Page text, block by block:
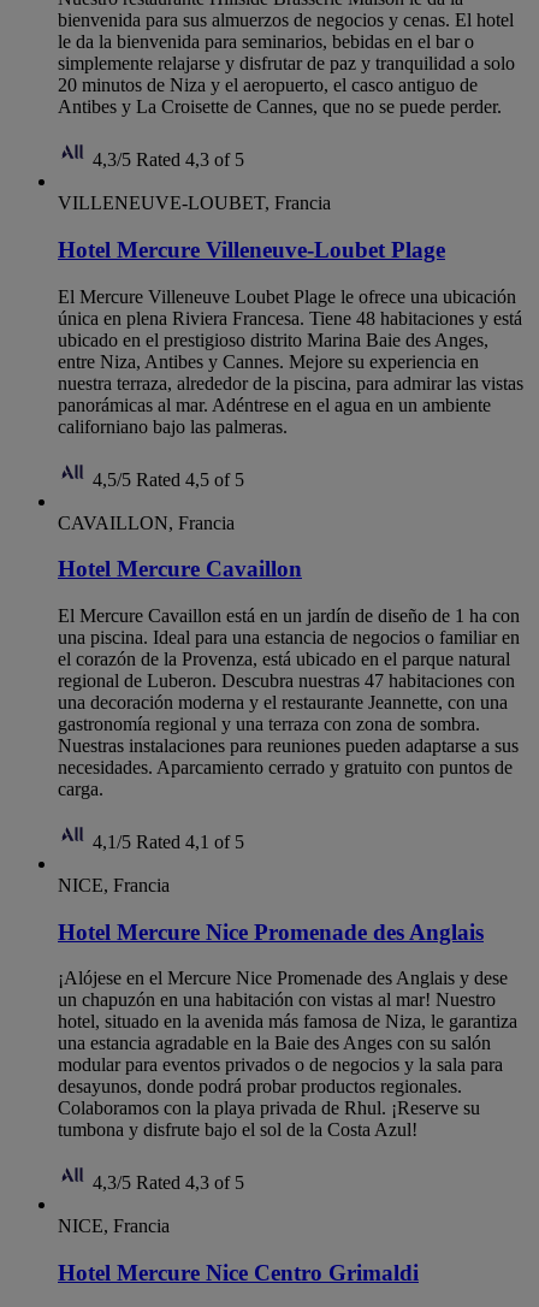
bienvenida para sus almuerzos de negocios y cenas. El hotel
le da la bienvenida para seminarios, bebidas en el bar o
simplemente relajarse y disfrutar de paz y tranquilidad a solo
20 minutos de Niza y el aeropuerto, el casco antiguo de
Antibes y La Croisette de Cannes, que no se puede perder.
4,3/5 Rated 4,3 of 5
VILLENEUVE-LOUBET, Francia
Hotel Mercure Villeneuve-Loubet Plage
El Mercure Villeneuve Loubet Plage le ofrece una ubicación
única en plena Riviera Francesa. Tiene 48 habitaciones y está
ubicado en el prestigioso distrito Marina Baie des Anges,
entre Niza, Antibes y Cannes. Mejore su experiencia en
nuestra terraza, alrededor de la piscina, para admirar las vistas
panorámicas al mar. Adéntrese en el agua en un ambiente
californiano bajo las palmeras.
4,5/5 Rated 4,5 of 5
CAVAILLON, Francia
Hotel Mercure Cavaillon
El Mercure Cavaillon está en un jardín de diseño de 1 ha con
una piscina. Ideal para una estancia de negocios o familiar en
el corazón de la Provenza, está ubicado en el parque natural
regional de Luberon. Descubra nuestras 47 habitaciones con
una decoración moderna y el restaurante Jeannette, con una
gastronomía regional y una terraza con zona de sombra.
Nuestras instalaciones para reuniones pueden adaptarse a sus
necesidades. Aparcamiento cerrado y gratuito con puntos de
carga.
4,1/5 Rated 4,1 of 5
NICE, Francia
Hotel Mercure Nice Promenade des Anglais
¡Alójese en el Mercure Nice Promenade des Anglais y dese
un chapuzón en una habitación con vistas al mar! Nuestro
hotel, situado en la avenida más famosa de Niza, le garantiza
una estancia agradable en la Baie des Anges con su salón
modular para eventos privados o de negocios y la sala para
desayunos, donde podrá probar productos regionales.
Colaboramos con la playa privada de Rhul. ¡Reserve su
tumbona y disfrute bajo el sol de la Costa Azul!
4,3/5 Rated 4,3 of 5
NICE, Francia
Hotel Mercure Nice Centro Grimaldi